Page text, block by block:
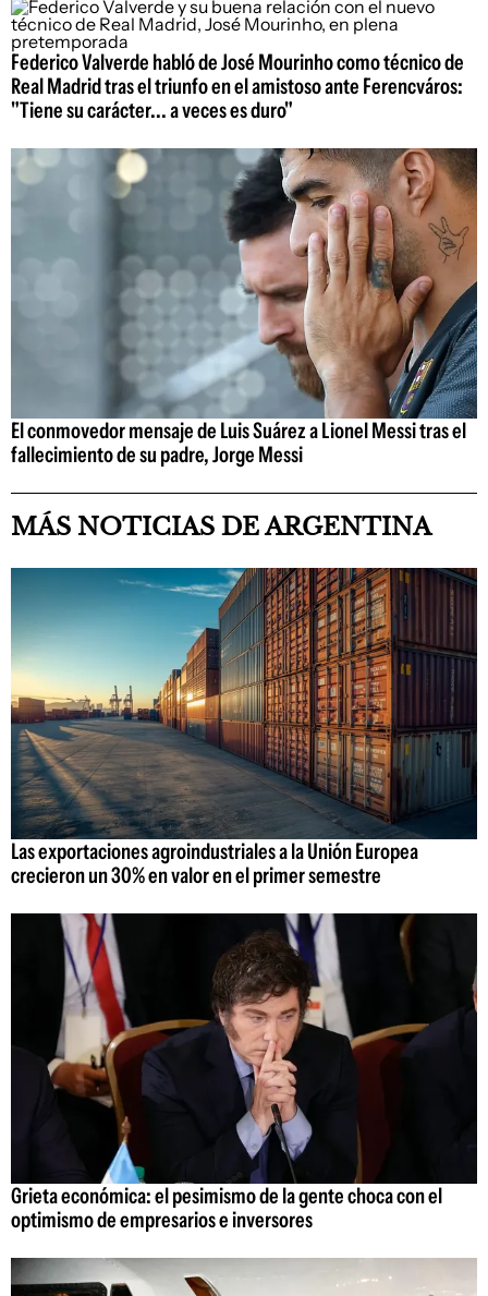
Federico Valverde habló de José Mourinho como técnico de
Real Madrid tras el triunfo en el amistoso ante Ferencváros:
"Tiene su carácter... a veces es duro"
El conmovedor mensaje de Luis Suárez a Lionel Messi tras el
fallecimiento de su padre, Jorge Messi
MÁS NOTICIAS DE ARGENTINA
Las exportaciones agroindustriales a la Unión Europea
crecieron un 30% en valor en el primer semestre
Grieta económica: el pesimismo de la gente choca con el
optimismo de empresarios e inversores